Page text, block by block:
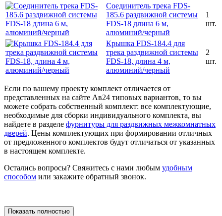
Соединитель трека FDS-
185.6 раздвижной системы
FDS-18 длина 6 м,
алюминий/черный
1
шт.
Крышка FDS-184.4 для
трека раздвижной системы
FDS-18, длина 4 м,
алюминий/черный
2
шт.
Если по вашему проекту комплект отличается от
представленных на сайте Ав24 типовых вариантов, то вы
можете собрать собственный комплект: все комплектующие,
необходимые для сборки индивидуального комплекта, вы
найдете в разделе фурнитуры для раздвижных межкомнатных
дверей. Цены комплектующих при формировании отличных
от предложенного комплектов будут отличаться от указанных
в настоящем комплекте.
Остались вопросы? Свяжитесь с нами любым удобным
способом или закажите обратный звонок.
Показать полностью